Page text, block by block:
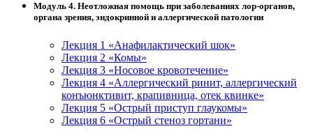
Модуль 4. Неотложная помощь при заболеваниях лор-органов,
органа зрения, эндокринной и аллергической патологии
Лекция 1 «Анафилактический шок»
Лекция 2 «Комы»
Лекция 3 «Носовое кровотечение»
Лекция 4 «Аллергический ринит, аллергический
конъюнктивит, крапивница, отек квинке»
Лекция 5 «Острый приступ глаукомы»
Лекция 6 «Острый стеноз гортани»